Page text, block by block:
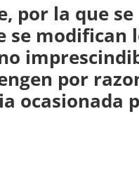
por la que
se
por
ocasionada